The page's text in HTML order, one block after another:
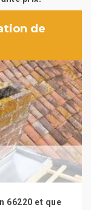
de
66220 et que